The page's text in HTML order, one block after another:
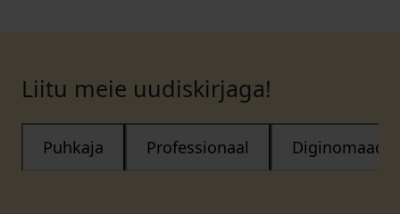
Liitu meie uudiskirjaga!
Puhkaja Professionaal Diginomaad